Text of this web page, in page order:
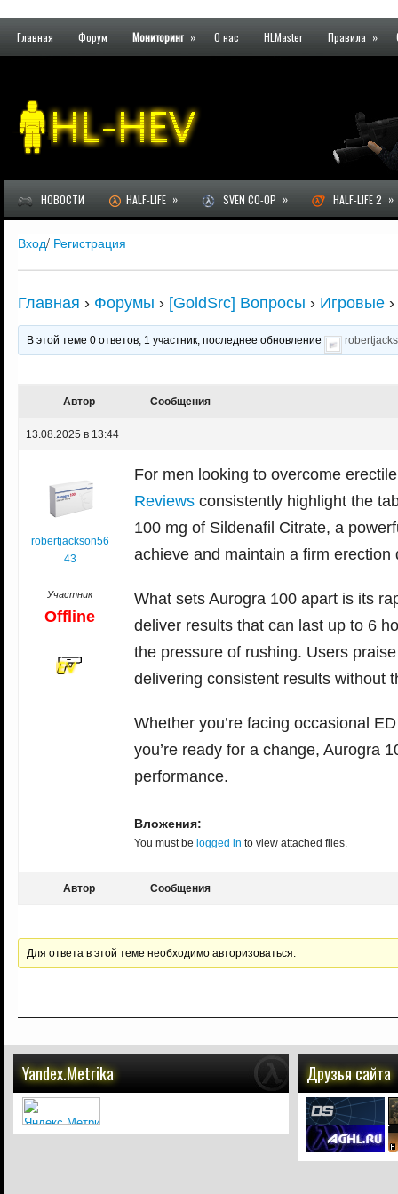
Главная Форум Мониторинг » О нас HLMaster Правила »
НОВОСТИ HALF-LIFE » SVEN CO-OP » HALF-LIFE 2 »
Вход/ Регистрация
Главная › Форумы › [GoldSrc] Вопросы › Игровые ›
В этой теме 0 ответов, 1 участник, последнее обновление
Автор Сообщения
13.08.2025 в 13:44
robertjackson56
43
Участник
Offline
For men looking to overcome
Reviews consistently highlight the
100 mg of Sildenafil Citrate, a
achieve and maintain a firm erection
What sets Aurogra 100 apart is its
deliver results that can last up to 6
the pressure of rushing. Users
delivering consistent results without
Whether you’re facing occasional
you’re ready for a change, Aurogra
performance.
Вложения:
You must be logged in to view attached files.
Автор Сообщения
Для ответа в этой теме необходимо авторизоваться.
Yandex.Metrika Друзья сайта